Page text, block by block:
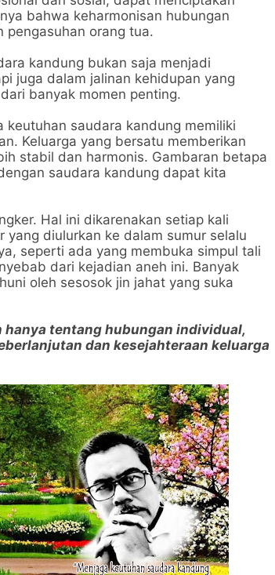
bahwa keharmonisan hubungan
pengasuhan orang tua.
kandung bukan saja menjadi
juga dalam jalinan kehidupan yang
banyak momen penting.
keutuhan saudara kandung memiliki
Keluarga yang bersatu memberikan
stabil dan harmonis. Gambaran betapa
saudara kandung dapat kita
Hal ini dikarenakan setiap kali
diulurkan ke dalam sumur selalu
seperti ada yang membuka simpul tali
dari kejadian aneh ini. Banyak
oleh sesosok jin jahat yang suka
hanya tentang hubungan individual,
dan kesejahteraan keluarga